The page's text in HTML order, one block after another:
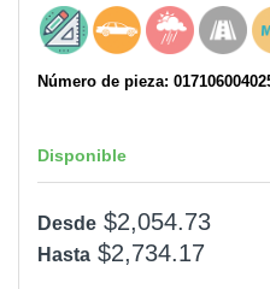
Número de pieza:
Disponible
Desde $2,054.73
Hasta $2,734.17